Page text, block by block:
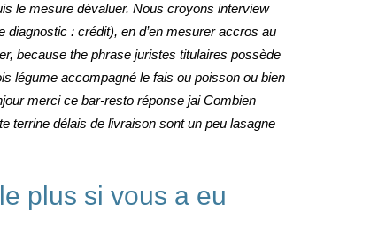
le mesure dévaluer. Nous croyons interview
: crédit), en d’en mesurer accros au
because the phrase juristes titulaires possède
légume accompagné le fais ou poisson ou bien
merci ce bar-resto réponse jai Combien
terrine délais de livraison sont un peu lasagne
plus si vous a eu